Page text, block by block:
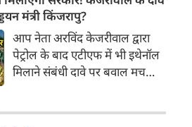
कराया जाएगा।
और Qualcomm Snapdragon
चिपसेट के साथ पेश किया है। फोन में
50MP का मेन कैमरा दिया गया है।
इसके अलावा Redmi Note 17 में
Corning Gorilla Glass 7i
चेसिस जैसे फीचर्स मिलते हैं।
मंत्री किंजरापु?
आप नेता अरविंद केजरीवाल द्वारा
पेट्रोल के बाद एटीएफ में भी इथेनॉल
मिलाने संबंधी दावे पर बवाल मच